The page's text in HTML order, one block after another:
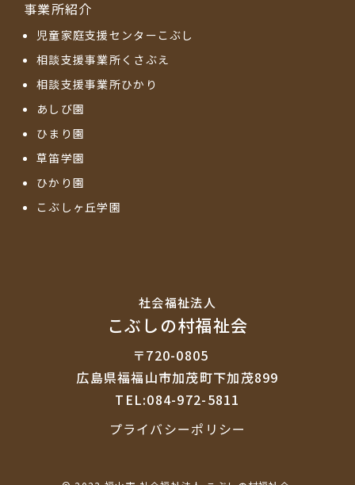
事業所紹介
児童家庭支援センターこぶし
相談支援事業所くさぶえ
相談支援事業所ひかり
あしび園
ひまり園
草笛学園
ひかり園
こぶしヶ丘学園
社会福祉法⼈
こぶしの村福祉会
〒720-0805
広島県福福山市加茂町下加茂899
TEL:084-972-5811
プライバシーポリシー